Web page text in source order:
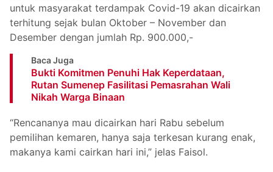
untuk masyarakat terdampak Covid-19 akan dicairkan
terhitung sejak bulan Oktober – November dan
Desember dengan jumlah Rp. 900.000,-
Baca Juga
Bukti Komitmen Penuhi Hak Keperdataan,
Rutan Sumenep Fasilitasi Pemasrahan Wali
Nikah Warga Binaan
“Rencananya mau dicairkan hari Rabu sebelum
pemilihan kemaren, hanya saja terkesan kurang enak,
makanya kami cairkan hari ini,” jelas Faisol.